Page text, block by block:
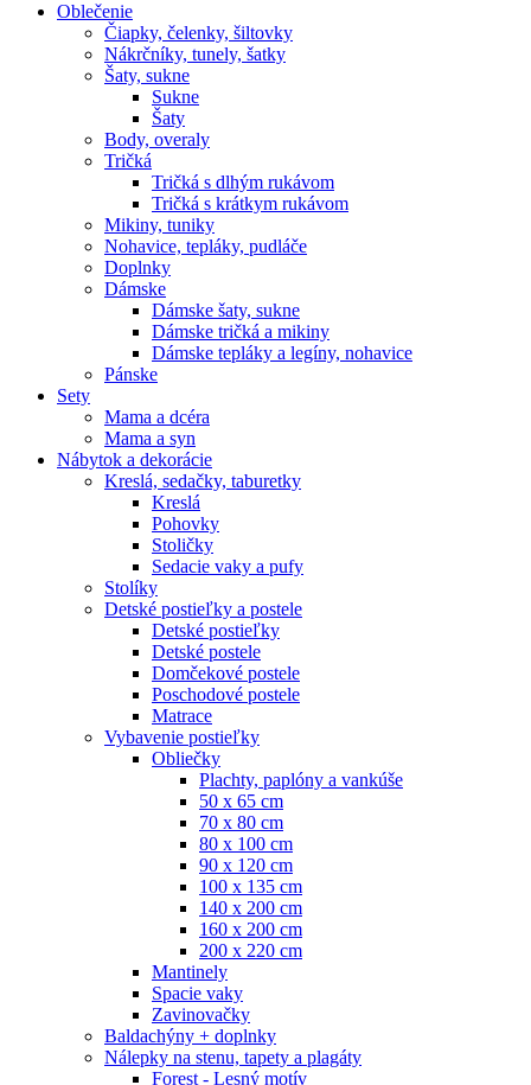
Oblečenie
Čiapky, čelenky, šiltovky
Nákrčníky, tunely, šatky
Šaty, sukne
Sukne
Šaty
Body, overaly
Tričká
Tričká s dlhým rukávom
Tričká s krátkym rukávom
Mikiny, tuniky
Nohavice, tepláky, pudláče
Doplnky
Dámske
Dámske šaty, sukne
Dámske tričká a mikiny
Dámske tepláky a legíny, nohavice
Pánske
Sety
Mama a dcéra
Mama a syn
Nábytok a dekorácie
Kreslá, sedačky, taburetky
Kreslá
Pohovky
Stoličky
Sedacie vaky a pufy
Stolíky
Detské postieľky a postele
Detské postieľky
Detské postele
Domčekové postele
Poschodové postele
Matrace
Vybavenie postieľky
Obliečky
Plachty, paplóny a vankúše
50 x 65 cm
70 x 80 cm
80 x 100 cm
90 x 120 cm
100 x 135 cm
140 x 200 cm
160 x 200 cm
200 x 220 cm
Mantinely
Spacie vaky
Zavinovačky
Baldachýny + doplnky
Nálepky na stenu, tapety a plagáty
Forest - Lesný motív